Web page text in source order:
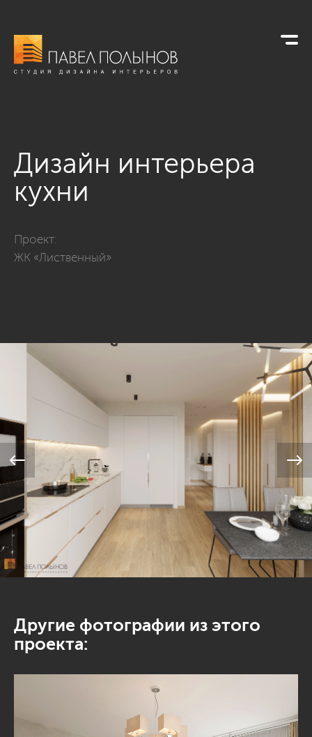
Дизайн интерьера
кухни
Проект:
ЖК «Лиственный»
Другие фотографии из этого
проекта: